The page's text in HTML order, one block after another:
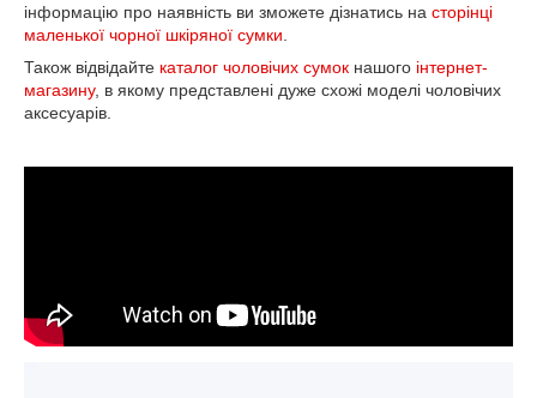
інформацію про наявність ви зможете дізнатись на сторінці
маленької чорної шкіряної сумки
Також відвідайте каталог чоловічих сумок нашого інтернет-
магазину, в якому представлені дуже схожі моделі чоловічих
аксесуарів.